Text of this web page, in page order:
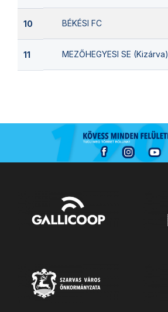
10 BÉKÉSI FC
11 MEZŐHEGYESI SE (Kizárva)